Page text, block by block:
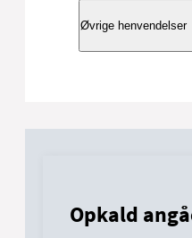
Ring til vores
spørgsmål til din
Øvrige henvendelser
Telefontid:
Opkald